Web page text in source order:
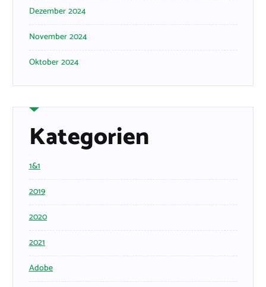
Dezember 2024
November 2024
Oktober 2024
Kategorien
1&1
2019
2020
2021
Adobe